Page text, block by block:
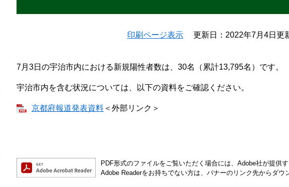
印刷ページ表示 更新日：2022年7月4日更
7月3日の宇治市内における新規陽性者数は、30名（累計13,795名）です。
宇治市内を含む状況については、以下の資料をご確認ください。
京都府報道発表資料 ＜外部リンク＞
PDF形式のファイルをご覧いただく場合には、Adobe社が提供す
Adobe Readerをお持ちでない方は、バナーのリンク先からダウ